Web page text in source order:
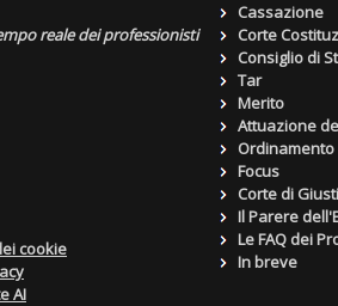
reale dei professionisti
cookie
AI
Cassazione
Corte
Consiglio di
Tar
Merito
Attuazione
Focus
Corte di
Il Parere
Le FAQ dei
In breve